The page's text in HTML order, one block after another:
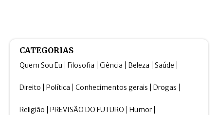
CATEGORIAS
Quem Sou Eu Filosofia Ciência Beleza Saúde
Direito Política Conhecimentos gerais Drogas
Religião PREVISÃO DO FUTURO Humor